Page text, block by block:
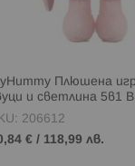
Плюшена
и светлина 5в1
206612
€ / 118,99 лв.